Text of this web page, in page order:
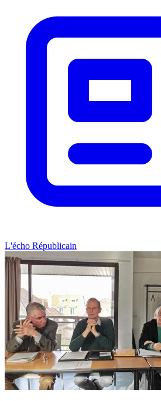
L'écho Républicain